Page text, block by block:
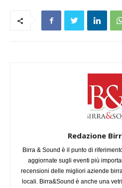
Redazione
Birra & Sound è il punto di
aggiornate sugli eventi più
recensioni delle migliori aziende
locali. Birra&Sound è anche una